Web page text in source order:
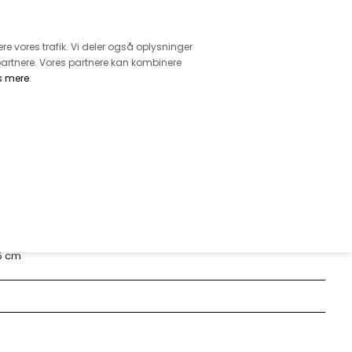
vores trafik. Vi deler også oplysninger
Vores partnere kan kombinere
mere.
cm